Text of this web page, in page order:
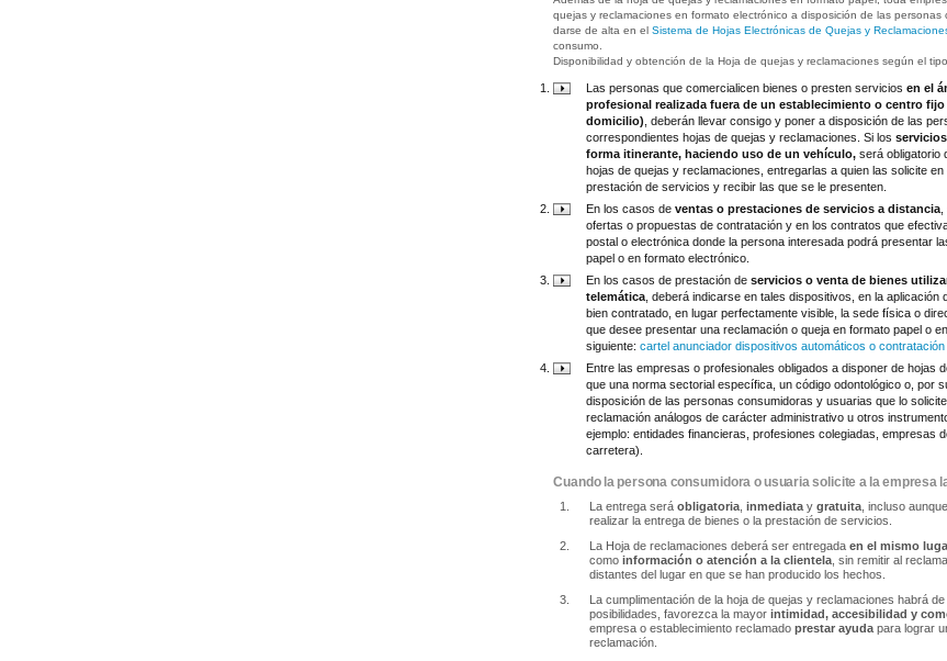
quejas y reclamaciones en formato electrónico a disposición de las
darse de alta en elSistema de Hojas Electrónicas de Quejas y
consumo.
Disponibilidad y obtención de la Hoja de quejas y reclamaciones según el
Las personas que comercialicen bienes o presten serviciosen el
profesional realizada fuera de un establecimiento o centro
domicilio) , deberán llevar consigo y poner a disposición de las
correspondientes hojas de quejas y reclamaciones. Si los
forma itinerante, haciendo uso de un vehículo, será obligatorio
hojas de quejas y reclamaciones, entregarlas a quien las solicite
prestación de servicios y recibir las que se le presenten.
En los casos deventas o prestaciones de servicios a distancia
ofertas o propuestas de contratación y en los contratos que
postal o electrónica donde la persona interesada podrá presentar
papel o en formato electrónico.
En los casos de prestación deservicios o venta de bienes
telemática , deberá indicarse en tales dispositivos, en la
bien contratado, en lugar perfectamente visible, la sede física o
que desee presentar una reclamación o queja en formato papel o
siguiente:cartel anunciador dispositivos automáticos o contratación
Entre las empresas o profesionales obligados a disponer de hojas
que una norma sectorial específica, un código odontológico o, por
disposición de las personas consumidoras y usuarias que lo
reclamación análogos de carácter administrativo u otros
ejemplo: entidades financieras, profesiones colegiadas, empresas
carretera).
Cuando la persona consumidora o usuaria solicite a la empresa
La entrega seráobligatoria ,inmediata ygratuita , incluso
realizar la entrega de bienes o la prestación de servicios.
La Hoja de reclamaciones deberá ser entregadaen el mismo
comoinformación o atención a la clientela , sin remitir al
distantes del lugar en que se han producido los hechos.
La cumplimentación de la hoja de quejas y reclamaciones habrá
posibilidades, favorezca la mayorintimidad, accesibilidad y
empresa o establecimiento reclamadoprestar ayuda para lograr
reclamación.